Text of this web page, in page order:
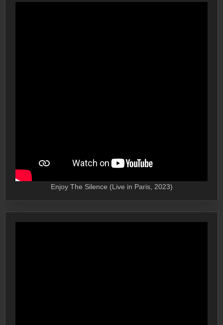
Enjoy The Silence (Live in Paris, 2023)